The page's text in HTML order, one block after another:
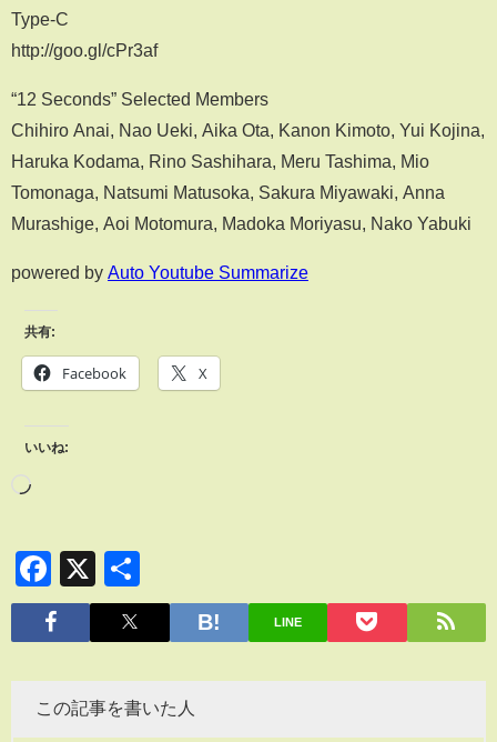
Type-C
http://goo.gl/cPr3af
“12 Seconds” Selected Members
Chihiro Anai, Nao Ueki, Aika Ota, Kanon Kimoto, Yui Kojina,
Haruka Kodama, Rino Sashihara, Meru Tashima, Mio
Tomonaga, Natsumi Matusoka, Sakura Miyawaki, Anna
Murashige, Aoi Motomura, Madoka Moriyasu, Nako Yabuki
powered by Auto Youtube Summarize
共有:
Facebook X
いいね:
Facebook
X
有
LINE
この記事を書いた人